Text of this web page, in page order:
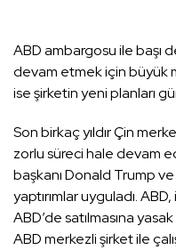
ABD ambargosu ile başı
devam etmek için büyük
ise şirketin yeni planları
Son birkaç yıldır Çin
zorlu süreci hale devam
başkanı Donald Trump
yaptırımlar uyguladı.
ABD’de satılmasına
ABD merkezli şirket ile